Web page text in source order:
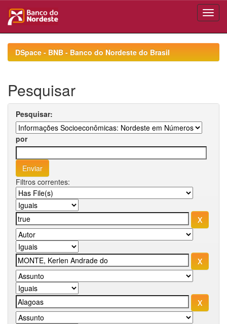
navigationDSpace - BNB - Banco do Nordeste do Brasil
Pesquisar
Pesquisar:
por
Filtros correntes: